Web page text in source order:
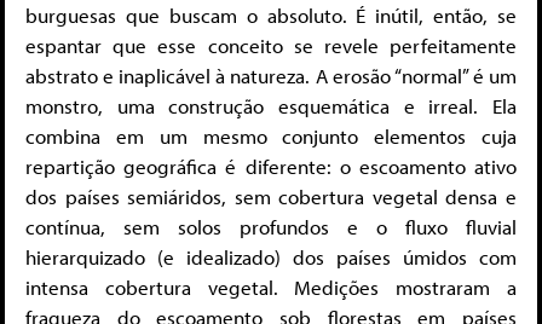
burguesas que buscam o absoluto. É inútil, então, se
espantar que esse conceito se revele perfeitamente
abstrato e inaplicável à natureza. A erosão “normal” é um
monstro, uma construção esquemática e irreal. Ela
combina em um mesmo conjunto elementos cuja
repartição geográfica é diferente: o escoamento ativo
dos países semiáridos, sem cobertura vegetal densa e
contínua, sem solos profundos e o fluxo fluvial
hierarquizado (e idealizado) dos países úmidos com
intensa cobertura vegetal. Medições mostraram a
fraqueza do escoamento sob florestas em países